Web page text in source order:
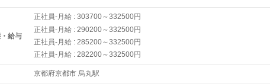
給与
正社員-月給 : 303700～332500円
正社員-月給 : 290200～332500円
正社員-月給 : 285200～332500円
正社員-月給 : 282200～332500円
京都府京都市 烏丸駅